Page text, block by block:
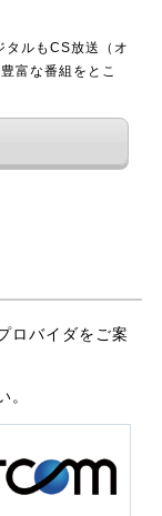
タルもCS放送（オ
富な番組をとこ
ロバイダをご案
。